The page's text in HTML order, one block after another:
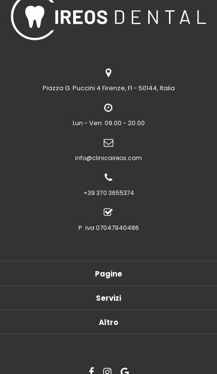
Piazza G. Puccini 4 Firenze, FI - 50144, Italia
Lun - Ven: 09.00 - 20.00
info@clinicaireos.com
+39 370 3655374
P. iva 07047940486
Pagine
Servizi
Altro